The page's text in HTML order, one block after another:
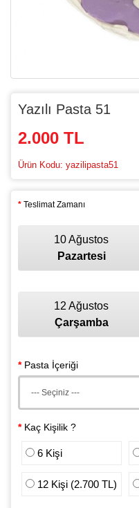
Yazılı Pasta 51
2.000 TL
Ürün Kodu: yazilipasta51
Teslimat Zamanı
10 Ağustos
Pazartesi
12 Ağustos
Çarşamba
Pasta İçeriği
Kaç Kişilik ?
6 Kişi
12 Kişi (2.700 TL)